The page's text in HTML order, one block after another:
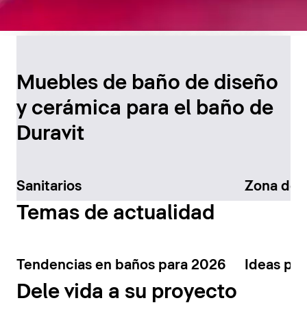
el baño
Descúbralo ahora
Muebles de baño de diseño
y cerámica para el baño de
Duravit
Sanitarios Zona de
Temas de actualidad
Tendencias en baños para 2026 Ideas
Dele vida a su proyecto